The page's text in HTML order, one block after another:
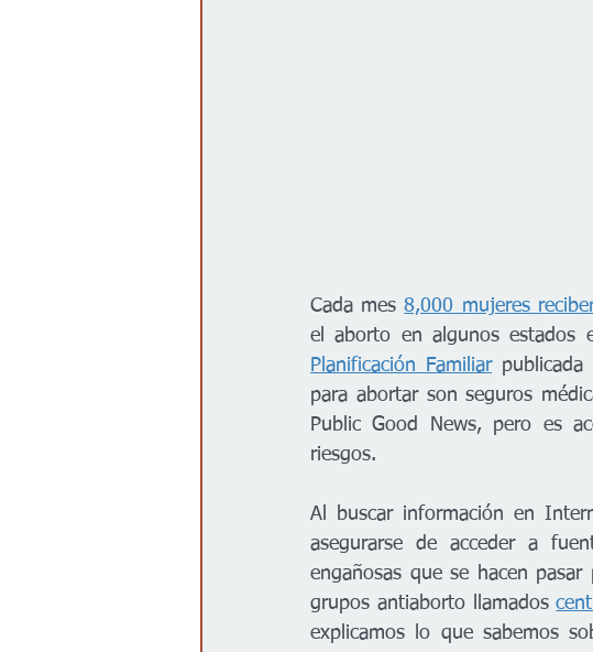
Cada mes 8,000 mujeres
el aborto en algunos estados
Planificación Familiar publicada
para abortar son seguros
Public Good News, pero es
riesgos.
Al buscar información en
asegurarse de acceder a
engañosas que se hacen
grupos antiaborto llamados
explicamos lo que sabemos